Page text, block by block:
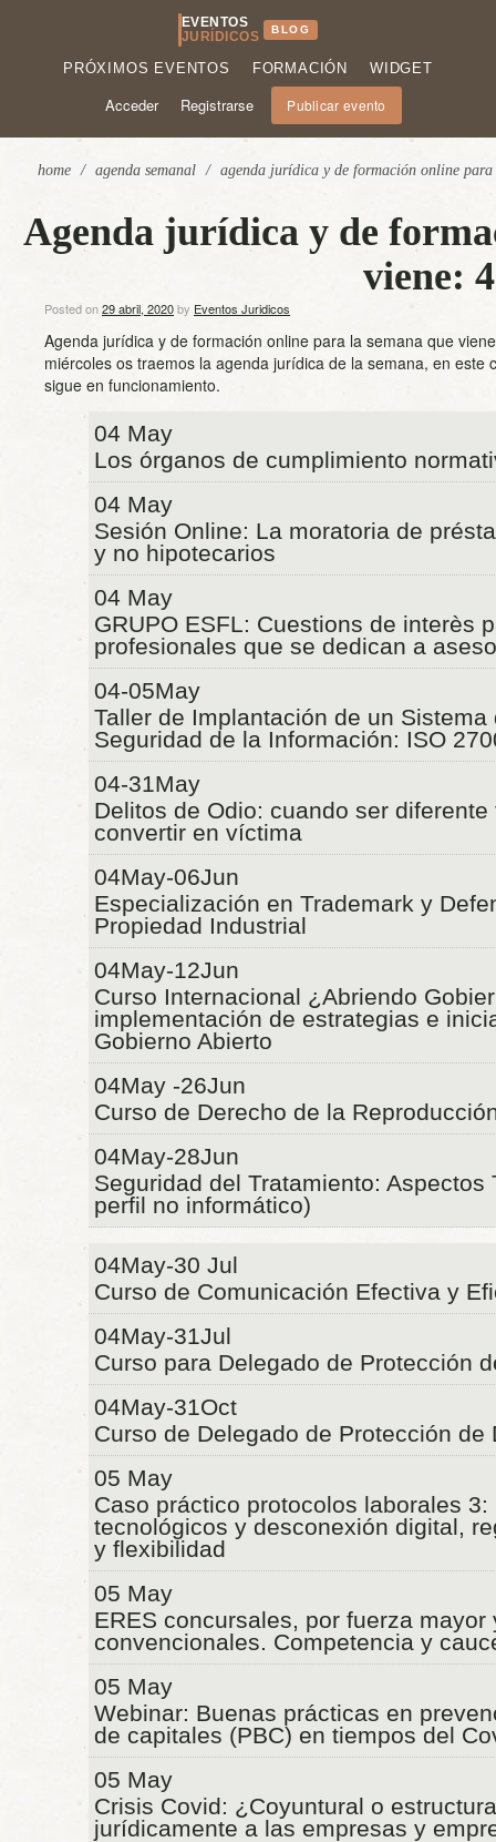
EVENTOS
JURÍDICOS
BLOG
PRÓXIMOS EVENTOS FORMACIÓN WIDGET
Acceder Registrarse Publicar evento
home / agenda semanal / agenda jurídica y de formación online
Agenda jurídica y de
viene:
Posted on29 abril, 2020by Eventos Juridicos
Agenda jurídica y de formación online para la semana que
miércoles os traemos la agenda jurídica de la semana, en este
sigue en funcionamiento.
04 May
Los órganos de cumplimiento
04 May
Sesión Online: La moratoria de
y no hipotecarios
04 May
GRUPO ESFL: Cuestions de interès
profesionales que se dedican a
04-05May
Taller de Implantación de un Sistema
Seguridad de la Información: ISO
04-31May
Delitos de Odio: cuando ser diferente
convertir en víctima
04May-06Jun
Especialización en Trademark y
Propiedad Industrial
04May-12Jun
Curso Internacional ¿Abriendo
implementación de estrategias e
Gobierno Abierto
04May -26Jun
Curso de Derecho de la
04May-28Jun
Seguridad del Tratamiento: Aspectos
perfil no informático)
04May-30 Jul
Curso de Comunicación Efectiva y
04May-31Jul
Curso para Delegado de Protección
04May-31Oct
Curso de Delegado de Protección de
05 May
Caso práctico protocolos laborales 3:
tecnológicos y desconexión digital,
y flexibilidad
05 May
ERES concursales, por fuerza mayor
convencionales. Competencia y
05 May
Webinar: Buenas prácticas en
de capitales (PBC) en tiempos del
05 May
Crisis Covid: ¿Coyuntural o
jurídicamente a las empresas y